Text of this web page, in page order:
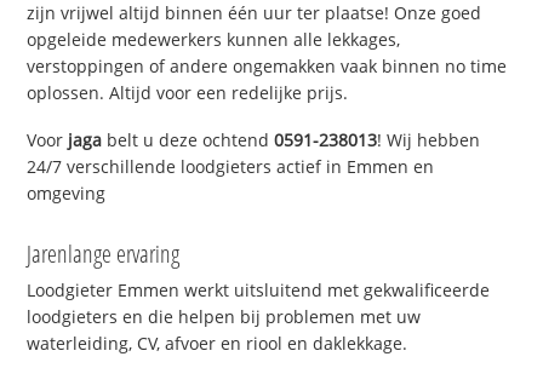
zijn vrijwel altijd binnen één uur ter plaatse! Onze goed
opgeleide medewerkers kunnen alle lekkages,
verstoppingen of andere ongemakken vaak binnen no time
oplossen. Altijd voor een redelijke prijs.
Voor jaga belt u deze ochtend0591-238013! Wij hebben
24/7 verschillende loodgieters actief in Emmen en
omgeving
Jarenlange ervaring
Loodgieter Emmen werkt uitsluitend met gekwalificeerde
loodgieters en die helpen bij problemen met uw
waterleiding, CV, afvoer en riool en daklekkage.